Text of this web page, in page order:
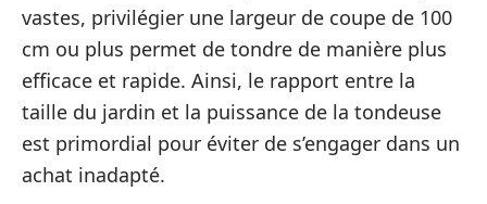
vastes, privilégier une largeur de coupe de 100
cm ou plus permet de tondre de manière plus
efficace et rapide. Ainsi, le rapport entre la
taille du jardin et la puissance de la tondeuse
est primordial pour éviter de s’engager dans un
achat inadapté.